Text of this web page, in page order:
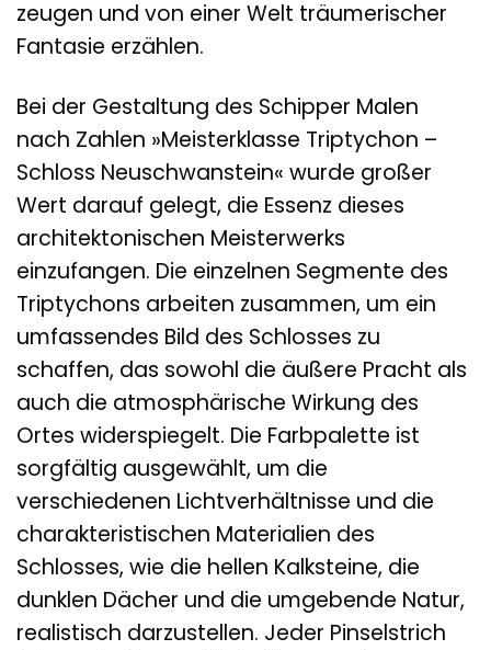
zeugen und von einer Welt träumerischer
Fantasie erzählen.
Bei der Gestaltung des Schipper Malen
nach Zahlen »Meisterklasse Triptychon –
Schloss Neuschwanstein« wurde großer
Wert darauf gelegt, die Essenz dieses
architektonischen Meisterwerks
einzufangen. Die einzelnen Segmente des
Triptychons arbeiten zusammen, um ein
umfassendes Bild des Schlosses zu
schaffen, das sowohl die äußere Pracht als
auch die atmosphärische Wirkung des
Ortes widerspiegelt. Die Farbpalette ist
sorgfältig ausgewählt, um die
verschiedenen Lichtverhältnisse und die
charakteristischen Materialien des
Schlosses, wie die hellen Kalksteine, die
dunklen Dächer und die umgebende Natur,
realistisch darzustellen. Jeder Pinselstrich